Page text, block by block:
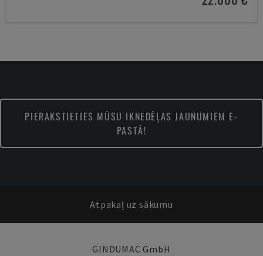
PIERAKSTIETIES MŪSU IKNEDĒĻAS JAUNUMIEM E-
PASTĀ!
Atpakaļ uz sākumu
GINDUMAC GmbH